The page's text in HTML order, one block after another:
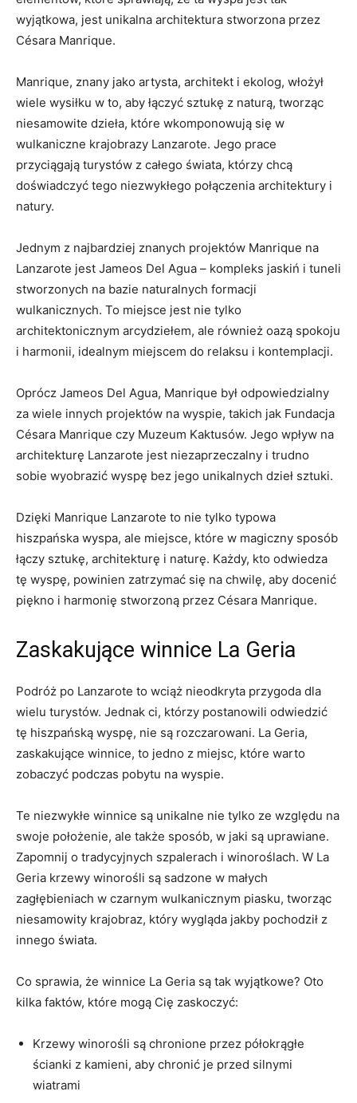
wyjątkowa, jest unikalna architektura stworzona przez
Césara Manrique.
Manrique, znany jako artysta, architekt i ekolog, włożył
wiele wysiłku w to, aby łączyć sztukę z naturą, tworząc
niesamowite dzieła, które wkomponowują się w
wulkaniczne krajobrazy Lanzarote. Jego prace
przyciągają turystów z całego świata, którzy chcą
doświadczyć tego niezwykłego połączenia architektury i
natury.
Jednym z najbardziej znanych projektów Manrique na
Lanzarote jest Jameos Del Agua – kompleks jaskiń i tuneli
stworzonych na bazie naturalnych formacji
wulkanicznych. To miejsce jest nie tylko
architektonicznym arcydziełem, ale również oazą spokoju
i harmonii, idealnym miejscem do relaksu i kontemplacji.
Oprócz Jameos Del Agua, Manrique był odpowiedzialny
za wiele innych projektów na wyspie, takich jak Fundacja
Césara Manrique czy Muzeum Kaktusów. Jego wpływ na
architekturę Lanzarote jest niezaprzeczalny i trudno
sobie wyobrazić wyspę bez jego unikalnych dzieł sztuki.
Dzięki Manrique Lanzarote to nie tylko typowa
hiszpańska wyspa, ale miejsce, które w magiczny sposób
łączy sztukę, architekturę i naturę. Każdy, kto odwiedza
tę wyspę, powinien zatrzymać się na chwilę, aby docenić
piękno i harmonię stworzoną przez Césara Manrique.
Zaskakujące winnice La Geria
Podróż po Lanzarote to wciąż nieodkryta przygoda dla
wielu turystów. Jednak ci, którzy postanowili odwiedzić
tę hiszpańską wyspę, nie są rozczarowani. La Geria,
zaskakujące winnice, to jedno z miejsc, które warto
zobaczyć podczas pobytu na wyspie.
Te niezwykłe winnice są unikalne nie tylko ze względu na
swoje położenie, ale także sposób, w jaki są uprawiane.
Zapomnij o tradycyjnych szpalerach i winoroślach. W La
Geria krzewy winorośli są sadzone w małych
zagłębieniach w czarnym wulkanicznym piasku, tworząc
niesamowity krajobraz, który wygląda jakby pochodził z
innego świata.
Co sprawia, że winnice La Geria są tak wyjątkowe? Oto
kilka faktów, które mogą Cię zaskoczyć:
Krzewy winorośli są chronione przez półokrągłe
ścianki z kamieni, aby chronić je przed silnymi
wiatrami